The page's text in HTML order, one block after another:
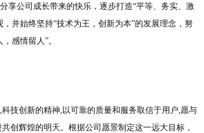
享公司成长带来的快乐，逐步打造“平等、务实、激
并始终坚持“技术为王，创新为本”的发展理念，努
感情留人”。
技创新的精神,以可靠的质量和服务取信于用户,愿与
创辉煌的明天。根据公司愿景制定这一远大目标，